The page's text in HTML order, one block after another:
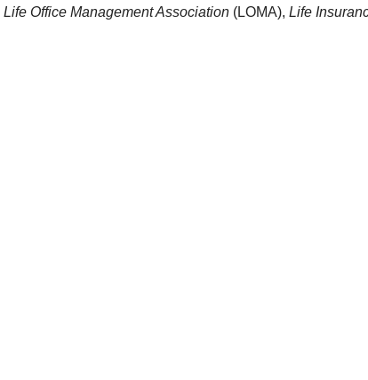
Life Office Management Association (LOMA), Life